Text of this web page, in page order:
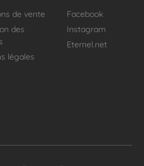
de vente
des
légales
Facebook
Instagram
Eternel.net